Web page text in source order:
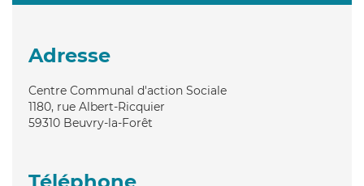
Adresse
Centre Communal d'action Sociale
1180, rue Albert-Ricquier
59310 Beuvry-la-Forêt